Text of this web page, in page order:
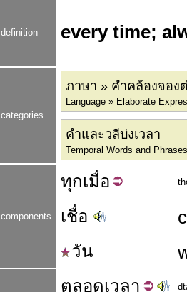
definition every time;
categories
ภาษา » คำคล้องจอง
Language » Elaborate
คำและวลีบ่งเวลา
Temporal Words and Phrases
components
ทุกเมื่อ
เชื่อ
วัน
ตลอดเวลา